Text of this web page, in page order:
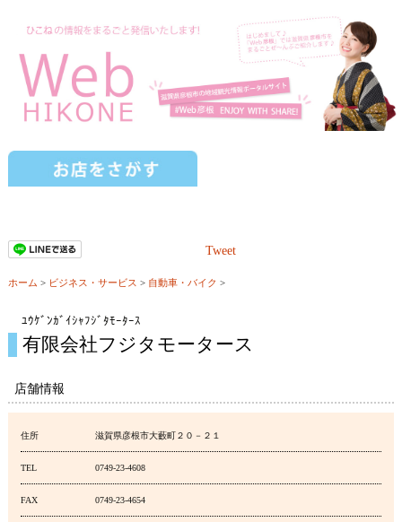
Tweet
ホーム > ビジネス・サービス > 自動車・バイク >
ﾕｳｹﾞﾝｶﾞｲｼｬﾌｼﾞﾀﾓｰﾀｰｽ
有限会社フジタモータース
店舗情報
住所 滋賀県彦根市大藪町２０－２１
TEL 0749-23-4608
FAX 0749-23-4654